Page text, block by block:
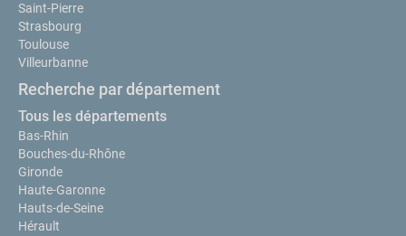
Saint-Pierre
Strasbourg
Toulouse
Villeurbanne
Recherche par département
Tous les départements
Bas-Rhin
Bouches-du-Rhône
Gironde
Haute-Garonne
Hauts-de-Seine
Hérault